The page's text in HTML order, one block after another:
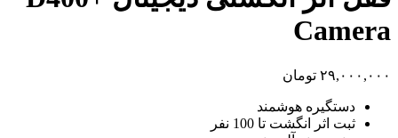
Camera
۲۹,۰۰۰,۰۰۰ تومان
دستگیره هوشمند
ثبت اثر انگشت تا 100 نفر